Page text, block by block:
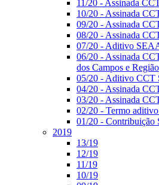
11/20 - Assinada
10/20 - Assinada
09/20 - Assinada
08/20 - Assinada
07/20 - Aditivo
06/20 - Assinada
dos Campos e Região
05/20 - Aditivo CCT
04/20 - Assinada
03/20 - Assinada
02/20 - Termo
01/20 - Contribuição
2019
13/19
12/19
11/19
10/19